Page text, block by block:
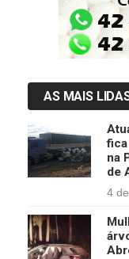
AS MAIS
na
de
4